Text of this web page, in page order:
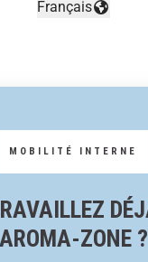
Changer la langue
Français
AROMA-ZONE ?